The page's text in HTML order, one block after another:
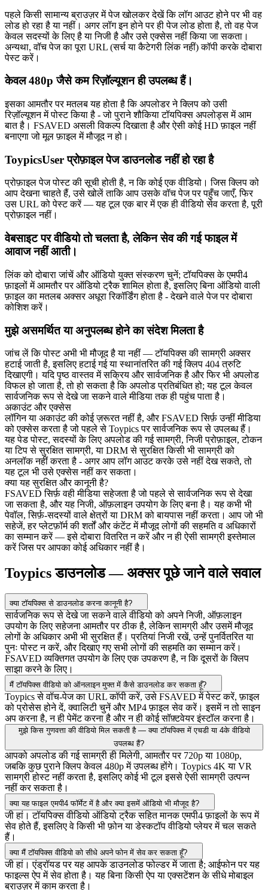
पहले किसी सामान्य ब्राउज़र में पेज खोलकर देखें कि लॉग आउट होने पर भी वह
लोड हो रहा है या नहीं। अगर लॉग इन होने पर ही पेज लोड होता है, तो वह पेज
केवल सदस्यों के लिए है या निजी है और उसे एक्सेस नहीं किया जा सकता।
अन्यथा, वॉच पेज का पूरा URL (सर्च या कैटेगरी लिंक नहीं) कॉपी करके दोबारा
पेस्ट करें।
केवल 480p जैसे कम रिज़ॉल्यूशन ही उपलब्ध हैं।
इसका आमतौर पर मतलब यह होता है कि अपलोडर ने क्लिप को उसी
रिज़ॉल्यूशन में पोस्ट किया है - जो पुराने शौकिया टॉयपिक्स अपलोड्स में आम
बात है। FSAVED असली विकल्प दिखाता है और ऐसी कोई HD फ़ाइल नहीं
बनाएगा जो मूल फ़ाइल में मौजूद न हो।
ToypicsUser प्रोफ़ाइल पेज डाउनलोड नहीं हो रहा है
प्रोफ़ाइल पेज पोस्ट की सूची होती है, न कि कोई एक वीडियो। जिस क्लिप को
आप देखना चाहते हैं, उसे खोलें ताकि आप उसके वॉच पेज पर पहुँच जाएँ, फिर
उस URL को पेस्ट करें — यह टूल एक बार में एक ही वीडियो सेव करता है, पूरी
प्रोफ़ाइल नहीं।
वेबसाइट पर वीडियो तो चलता है, लेकिन सेव की गई फाइल में
आवाज नहीं आती।
लिंक को दोबारा जांचें और ऑडियो युक्त संस्करण चुनें; टॉयपिक्स के एमपी4
फ़ाइलों में आमतौर पर ऑडियो ट्रैक शामिल होता है, इसलिए बिना ऑडियो वाली
फ़ाइल का मतलब अक्सर अधूरा रिकॉर्डिंग होता है - देखने वाले पेज पर दोबारा
कोशिश करें।
मुझे असमर्थित या अनुपलब्ध होने का संदेश मिलता है
जांच लें कि पोस्ट अभी भी मौजूद है या नहीं — टॉयपिक्स की सामग्री अक्सर
हटाई जाती है, इसलिए हटाई गई या स्थानांतरित की गई क्लिप 404 त्रुटि
दिखाएगी। यदि पृष्ठ वास्तव में सक्रिय और सार्वजनिक है और फिर भी अपलोड
विफल हो जाता है, तो हो सकता है कि अपलोड प्रतिबंधित हो; यह टूल केवल
सार्वजनिक रूप से देखे जा सकने वाले मीडिया तक ही पहुंच पाता है।
अकाउंट और एक्सेस
लॉगिन या अकाउंट की कोई ज़रूरत नहीं है, और FSAVED सिर्फ़ उन्हीं मीडिया
को एक्सेस करता है जो पहले से Toypics पर सार्वजनिक रूप से उपलब्ध हैं।
यह पेड पोस्ट, सदस्यों के लिए अपलोड की गई सामग्री, निजी प्रोफ़ाइल, टोकन
या टिप से सुरक्षित सामग्री, या DRM से सुरक्षित किसी भी सामग्री को
अनलॉक नहीं करता है - अगर आप लॉग आउट करके उसे नहीं देख सकते, तो
यह टूल भी उसे एक्सेस नहीं कर सकता।
क्या यह सुरक्षित और कानूनी है?
FSAVED सिर्फ़ वही मीडिया सहेजता है जो पहले से सार्वजनिक रूप से देखा
जा सकता है, और यह निजी, ऑफ़लाइन उपयोग के लिए बना है। यह कभी भी
पेवॉल, सिर्फ़-सदस्यों वाले क्षेत्रों या DRM को बायपास नहीं करता। आप जो भी
सहेजें, हर प्लेटफ़ॉर्म की शर्तों और कंटेंट में मौजूद लोगों की सहमति व अधिकारों
का सम्मान करें — इसे दोबारा वितरित न करें और न ही ऐसी सामग्री इस्तेमाल
करें जिस पर आपका कोई अधिकार नहीं है।
Toypics डाउनलोड — अक्सर पूछे जाने वाले सवाल
क्या टॉयपिक्स से डाउनलोड करना कानूनी है?
सार्वजनिक रूप से देखे जा सकने वाले वीडियो को अपने निजी, ऑफ़लाइन
उपयोग के लिए सहेजना आमतौर पर ठीक है, लेकिन सामग्री और उसमें मौजूद
लोगों के अधिकार अभी भी सुरक्षित हैं। प्रतियां निजी रखें, उन्हें पुनर्वितरित या
पुनः पोस्ट न करें, और दिखाए गए सभी लोगों की सहमति का सम्मान करें।
FSAVED व्यक्तिगत उपयोग के लिए एक उपकरण है, न कि दूसरों के क्लिप
साझा करने के लिए।
मैं टॉयपिक्स वीडियो को ऑनलाइन मुफ्त में कैसे डाउनलोड कर सकता हूँ?
Toypics से वॉच-पेज का URL कॉपी करें, उसे FSAVED में पेस्ट करें, फ़ाइल
को प्रोसेस होने दें, क्वालिटी चुनें और MP4 फ़ाइल सेव करें। इसमें न तो साइन
अप करना है, न ही पेमेंट करना है और न ही कोई सॉफ़्टवेयर इंस्टॉल करना है।
मुझे किस गुणवत्ता की वीडियो मिल सकती है — क्या टॉयपिक्स में एचडी या 4के वीडियो
उपलब्ध हैं?
आपको अपलोड की गई सामग्री ही मिलेगी, आमतौर पर 720p या 1080p,
जबकि कुछ पुराने क्लिप केवल 480p में उपलब्ध होंगे। Toypics 4K या VR
सामग्री होस्ट नहीं करता है, इसलिए कोई भी टूल इससे ऐसी सामग्री उत्पन्न
नहीं कर सकता है।
क्या यह फाइल एमपी4 फॉर्मेट में है और क्या इसमें ऑडियो भी मौजूद है?
जी हां। टॉयपिक्स वीडियो ऑडियो ट्रैक सहित मानक एमपी4 फ़ाइलों के रूप में
सेव होते हैं, इसलिए वे किसी भी फ़ोन या डेस्कटॉप वीडियो प्लेयर में चल सकते
हैं।
क्या मैं टॉयपिक्स वीडियो को सीधे अपने फोन में सेव कर सकता हूँ?
जी हां। एंड्रॉयड पर यह आपके डाउनलोड फोल्डर में जाता है; आईफोन पर यह
फाइल्स ऐप में सेव होता है। यह बिना किसी ऐप या एक्सटेंशन के सीधे मोबाइल
ब्राउज़र में काम करता है।